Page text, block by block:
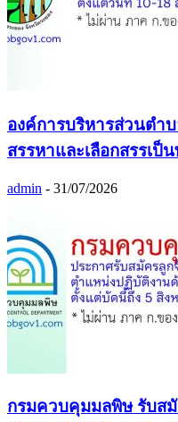
องค์การบริหารส่วนตำ
สรรหาและเลือกสรรเป็
admin - 31/07/2026
กรมควบคุมมลพิษ รับสมั